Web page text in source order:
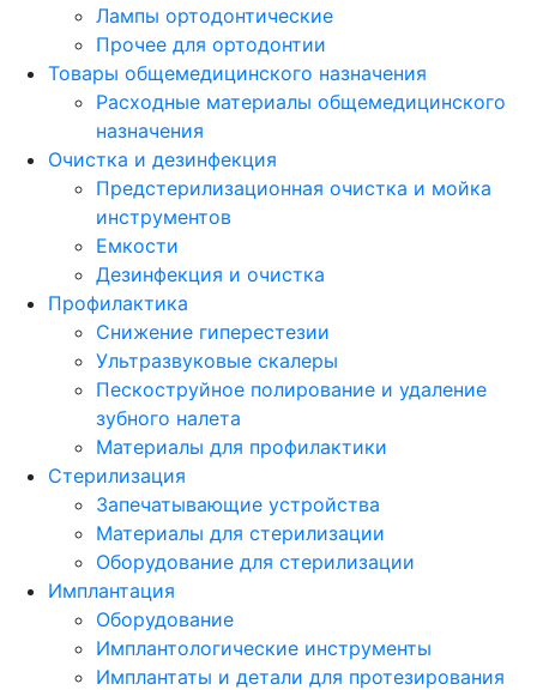
Лампы ортодонтические
Прочее для ортодонтии
Товары общемедицинского назначения
Расходные материалы общемедицинского
назначения
Очистка и дезинфекция
Предстерилизационная очистка и мойка
инструментов
Емкости
Дезинфекция и очистка
Профилактика
Снижение гиперестезии
Ультразвуковые скалеры
Пескоструйное полирование и удаление
зубного налета
Материалы для профилактики
Стерилизация
Запечатывающие устройства
Материалы для стерилизации
Оборудование для стерилизации
Имплантация
Оборудование
Имплантологические инструменты
Имплантаты и детали для протезирования